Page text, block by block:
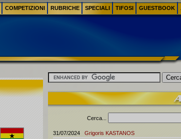
Cerca...
31/07/2024 Grigoris KASTANOS
COMPETIZIONI RUBRICHE SPECIALI TIFOSI GUESTBOOK